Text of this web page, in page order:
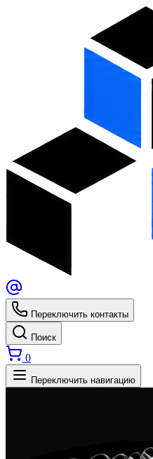
Переключить контакты
Поиск
0
Переключить навигацию